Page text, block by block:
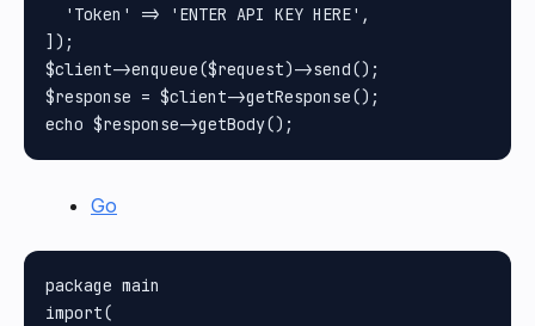
  'Token' => 'ENTER API KEY HERE',
]);
$client->enqueue($request)->send();
$response = $client->getResponse();
Go
package main
import(